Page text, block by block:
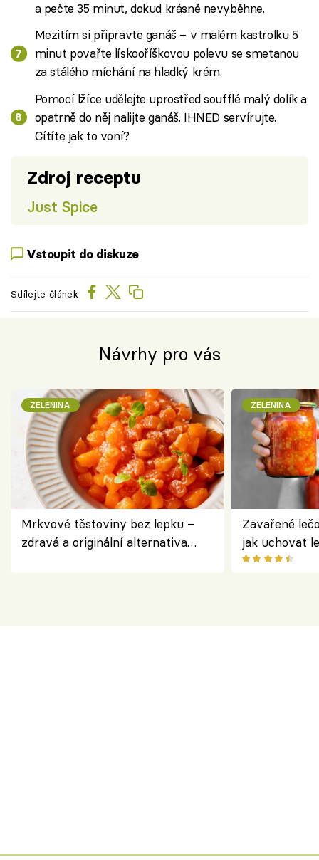
a pečte 35 minut, dokud krásně nevyběhne.
Mezitím si připravte ganáš – v malém kastrolku 5
minut povařte lískooříškovou polevu se smetanou
za stálého míchání na hladký krém.
Pomocí lžíce udělejte uprostřed soufflé malý dolík a
opatrně do něj nalijte ganáš. IHNED servírujte.
Cítíte jak to voní?
Zdroj receptu
Just Spice
Vstoupit do diskuze
Sdílejte článek
Návrhy pro vás
ZELENINA
Mrkvové těstoviny bez lepku –
zdravá a originální alternativa
ZELENINA
Zavařené
jak uchovat